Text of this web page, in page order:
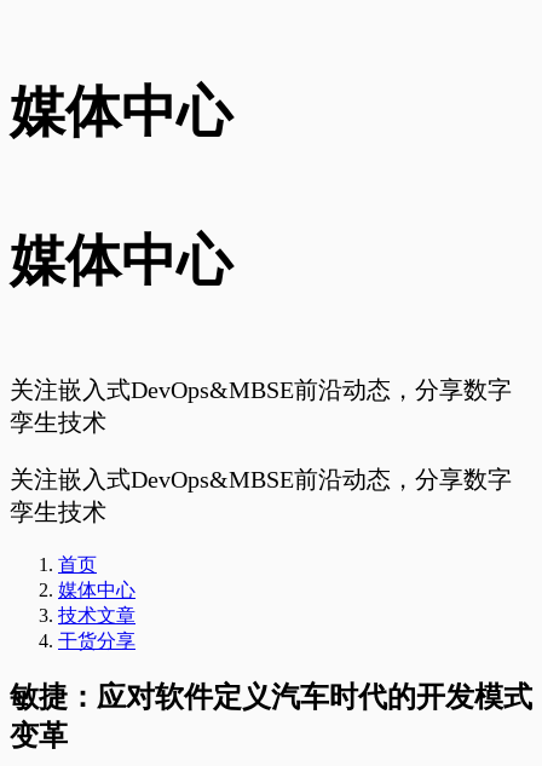
媒体中心
媒体中心
关注嵌入式DevOps&MBSE前沿动态，分享数字
孪生技术
关注嵌入式DevOps&MBSE前沿动态，分享数字
孪生技术
首页
媒体中心
技术文章
干货分享
敏捷：应对软件定义汽车时代的开发模式
变革